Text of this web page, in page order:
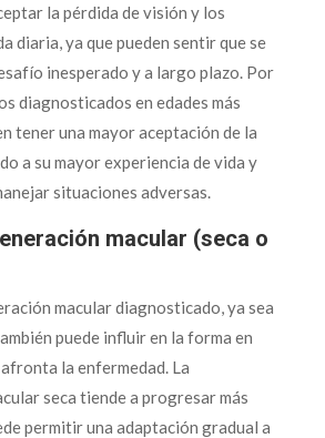
la pérdida de visión y los
diaria, ya que pueden sentir que se
inesperado y a largo plazo. Por
diagnosticados en edades más
tener una mayor aceptación de la
a su mayor experiencia de vida y
situaciones adversas.
macular (seca o
macular diagnosticado, ya sea
puede influir en la forma en
la enfermedad. La
seca tiende a progresar más
permitir una adaptación gradual a